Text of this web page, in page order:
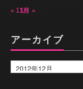
« 11月1月 »
アーカイブ
ー
カ